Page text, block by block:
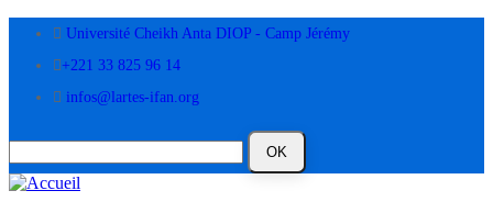
contenu
Université Cheikh Anta DIOP - Camp Jérémy
+221 33 825 96 14
infos@lartes-ifan.org